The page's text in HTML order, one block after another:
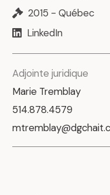
2015 - Québec
LinkedIn
Adjointe juridique
Marie Tremblay
514.878.4579